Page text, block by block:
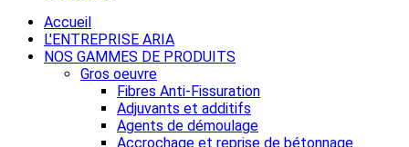
Accueil
L'ENTREPRISE ARIA
NOS GAMMES DE PRODUITS
Gros oeuvre
Fibres Anti-Fissuration
Adjuvants et additifs
Agents de démoulage
Accrochage et reprise de bétonnage